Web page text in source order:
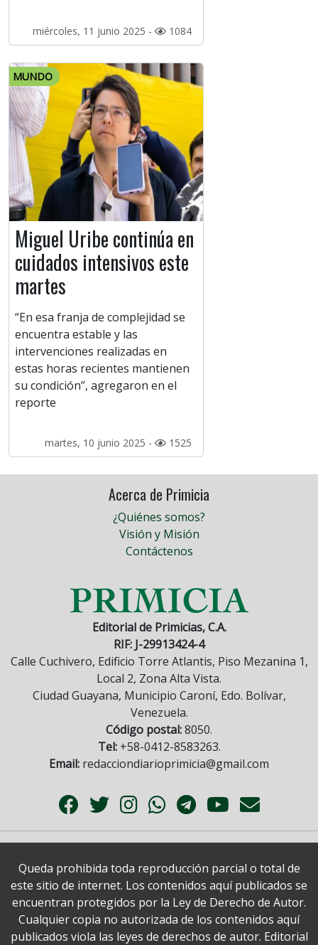
miércoles, 11 junio 2025 - 1084
MUNDO
Miguel Uribe continúa en
cuidados intensivos este
martes
“En esa franja de complejidad se
encuentra estable y las
intervenciones realizadas en
estas horas recientes mantienen
su condición”, agregaron en el
reporte
martes, 10 junio 2025 - 1525
Acerca de Primicia
¿Quiénes somos?
Visión y Misión
Contáctenos
Editorial de Primicias, C.A.
RIF: J-29913424-4
Calle Cuchivero, Edificio Torre Atlantis, Piso Mezanina 1,
Local 2, Zona Alta Vista.
Ciudad Guayana, Municipio Caroní, Edo. Bolívar,
Venezuela.
Código postal:8050.
Tel:+58-0412-8583263.
Email: redacciondiarioprimicia@gmail.com
Queda prohibida toda reproducción parcial o total de
este sitio de internet. Los contenidos aquí publicados se
encuentran protegidos por la Ley de Derecho de Autor.
Cualquier copia no autorizada de los contenidos aquí
publicados viola las leyes de derechos de autor. Editorial